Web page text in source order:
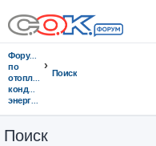
Форумы
по
отоплению,
кондиционированию,
энергосбережению
Поиск
Поиск